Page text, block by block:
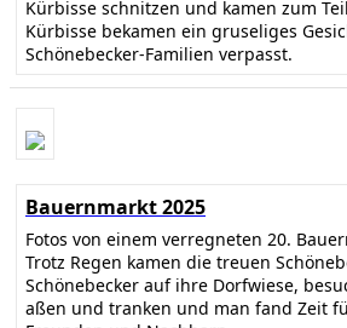
Kürbisse schnitzen und kamen zum
Kürbisse bekamen ein gruseliges
Schönebecker-Familien verpasst.
Bauernmarkt 2025
Fotos von einem verregneten 20.
Trotz Regen kamen die treuen
Schönebecker auf ihre Dorfwiese,
aßen und tranken und man fand Zeit